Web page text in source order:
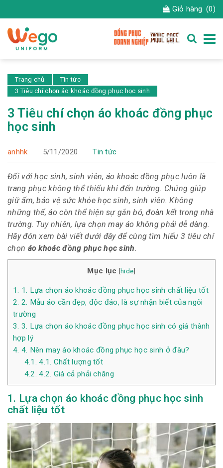
Giỏ hàng (0)
Trang chủ
Tin tức
3 Tiêu chí chọn áo khoác đồng phục học sinh
3 Tiêu chí chọn áo khoác đồng phục
học sinh
anhhk 5/11/2020 Tin tức
Đối với học sinh, sinh viên, áo khoác đồng phục luôn là
trang phục không thể thiếu khi đến trường. Chúng giúp
giữ ấm, bảo vệ sức khỏe học sinh, sinh viên. Không
những thế, áo còn thể hiện sự gắn bó, đoàn kết trong nhà
trường. Tuy nhiên, lựa chọn may áo không phải dễ dàng.
Hãy đón xem bài viết dưới đây để cùng tìm hiểu 3 tiêu chí
chọn áo khoác đồng phục học sinh.
Mục lục [hide]
1. 1. Lựa chọn áo khoác đồng phục học sinh chất liệu tốt
2. 2. Mẫu áo cần đẹp, độc đáo, là sự nhận biết của ngôi
trường
3. 3. Lựa chọn áo khoác đồng phục học sinh có giá thành
hợp lý
4. 4. Nên may áo khoác đồng phục học sinh ở đâu?
4.1. 4.1. Chất lượng tốt
4.2. 4.2. Giá cả phải chăng
1. Lựa chọn áo khoác đồng phục học sinh
chất liệu tốt